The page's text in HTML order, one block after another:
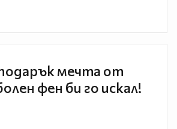
мечта от
фен би го искал!